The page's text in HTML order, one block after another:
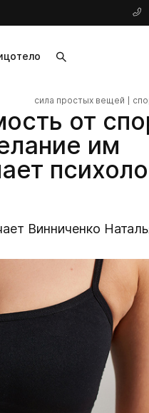
тело
от
им
сила простых вещей
Винниченко